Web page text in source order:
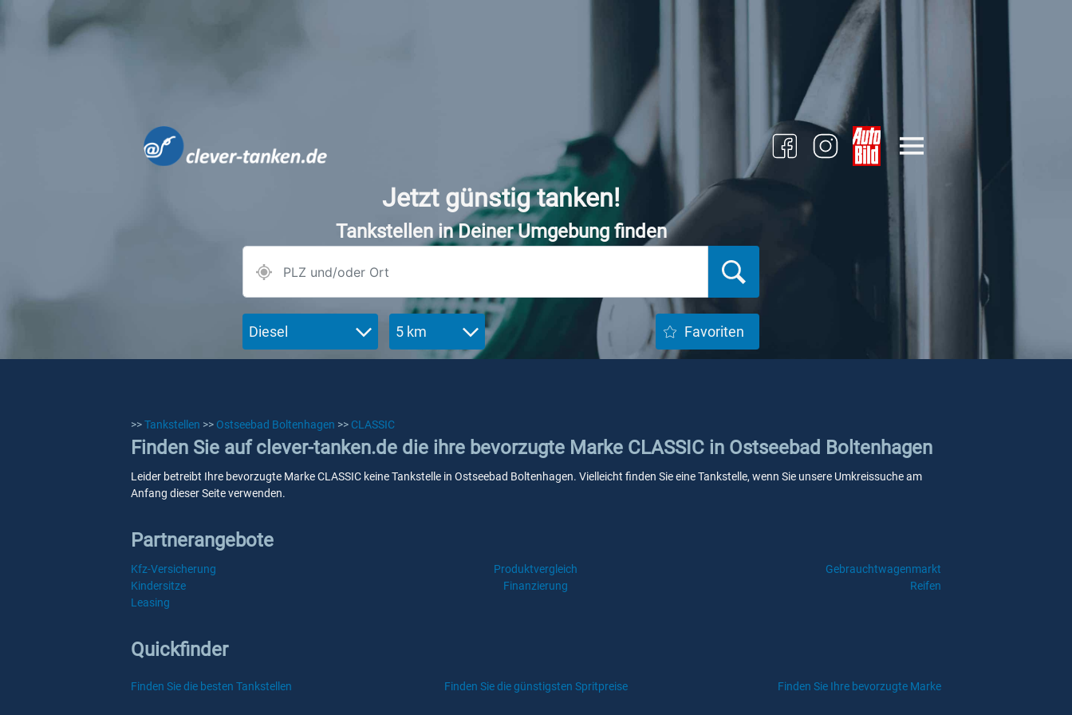
Jetzt günstig tanken!
Tankstellen in Deiner Umgebung finden
Diesel 5 km Favoriten
>>Tankstellen >> Ostseebad Boltenhagen >> CLASSIC
Finden Sie auf clever-tanken.de die ihre bevorzugte Marke CLASSIC in Ostseebad Boltenhagen
Leider betreibt Ihre bevorzugte Marke CLASSIC keine Tankstelle in Ostseebad Boltenhagen. Vielleicht finden Sie eine Tankstelle, wenn Sie unsere Umkreissuche am
Anfang dieser Seite verwenden.
Partnerangebote
Kfz-Versicherung Produktvergleich
Gebrauchtwagenmarkt
Kindersitze
Finanzierung
Reifen
Leasing
Quickfinder
Finden Sie die besten Tankstellen Finden Sie die günstigsten Spritpreise Finden Sie Ihre bevorzugte Marke